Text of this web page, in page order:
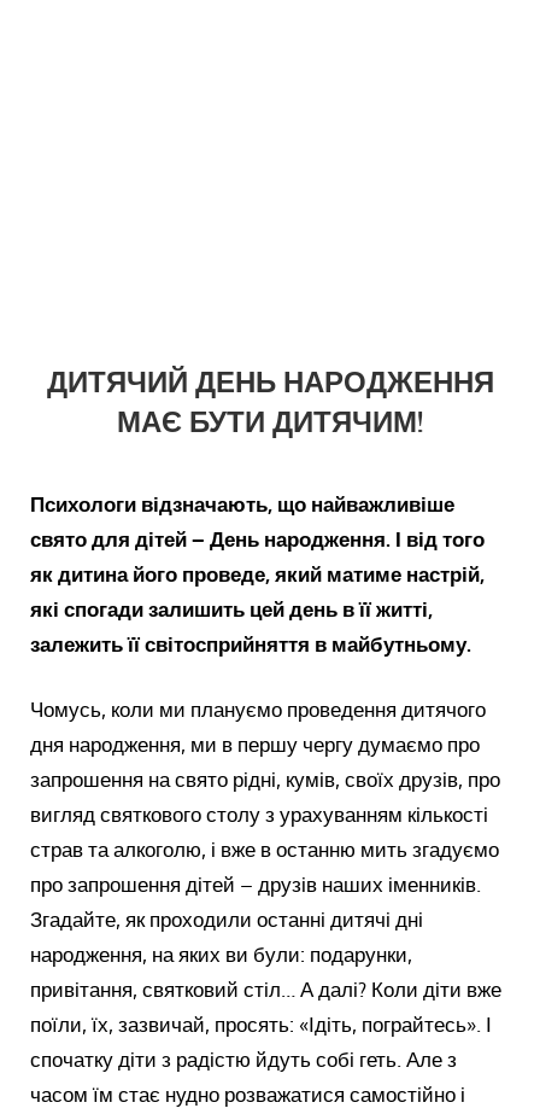
ДИТЯЧИЙ ДЕНЬ НАРОДЖЕННЯ
МАЄ БУТИ ДИТЯЧИМ!
Психологи відзначають, що найважливіше
свято для дітей – День народження. І від того
як дитина його проведе, який матиме настрій,
які спогади залишить цей день в її житті,
залежить її світосприйняття в майбутньому.
Чомусь, коли ми плануємо проведення дитячого
дня народження, ми в першу чергу думаємо про
запрошення на свято рідні, кумів, своїх друзів, про
вигляд святкового столу з урахуванням кількості
страв та алкоголю, і вже в останню мить згадуємо
про запрошення дітей – друзів наших іменників.
Згадайте, як проходили останні дитячі дні
народження, на яких ви були: подарунки,
привітання, святковий стіл… А далі? Коли діти вже
поїли, їх, зазвичай, просять: «Ідіть, пограйтесь». І
спочатку діти з радістю йдуть собі геть. Але з
часом їм стає нудно розважатися самостійно і